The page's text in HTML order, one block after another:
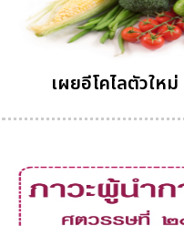
เผยอีโคไลตัวให